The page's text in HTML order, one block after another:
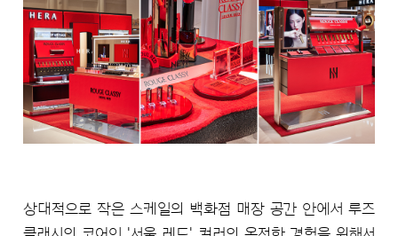
상대적으로 작은 스케일의 백화점 매장 공간 안에서 루즈